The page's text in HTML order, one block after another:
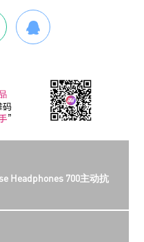
Headphones 700主动抗